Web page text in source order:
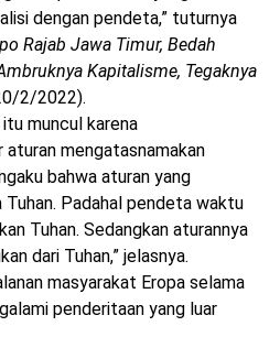
dengan pendeta,” tuturnya
Rajab Jawa Timur, Bedah
Kapitalisme, Tegaknya
2/2022).
muncul karena
mengatasnamakan
bahwa aturan yang
Padahal pendeta waktu
Tuhan. Sedangkan aturannya
dari Tuhan,” jelasnya.
masyarakat Eropa selama
penderitaan yang luar